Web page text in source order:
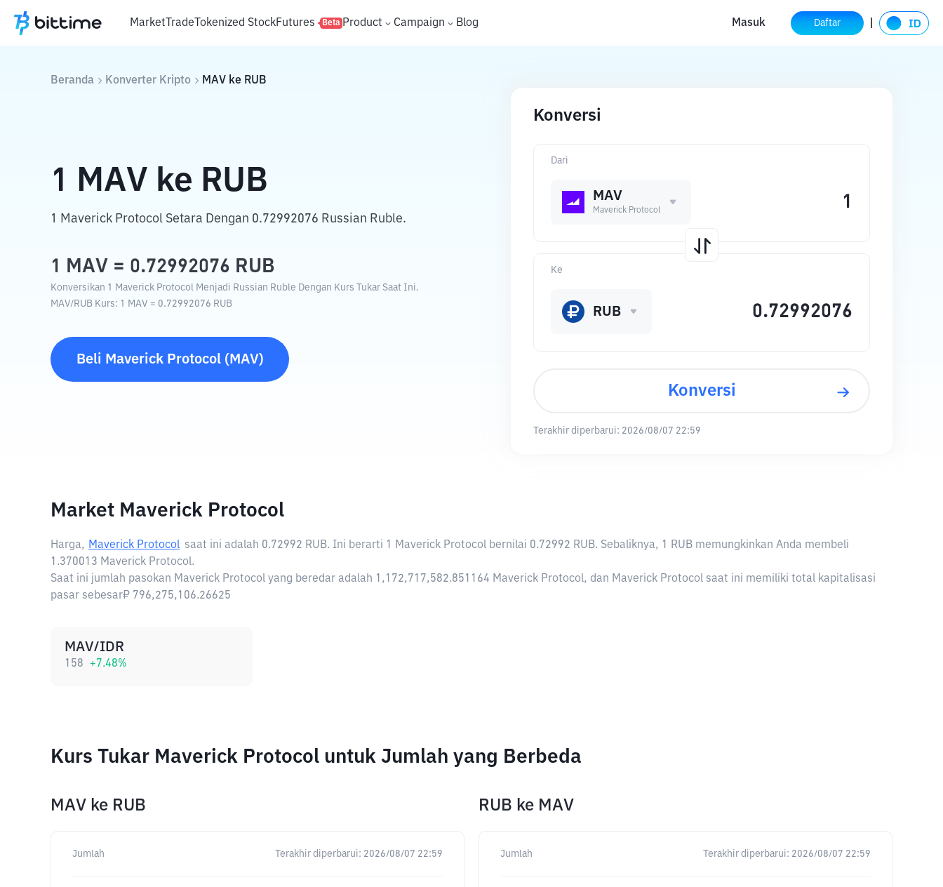
MarketTradeTokenized StockFutures Beta Product Campaign Blog Masuk Daftar
Beranda Konverter Kripto MAV ke RUB
1 MAV ke RUB
1 Maverick Protocol Setara Dengan 0.72992076 Russian Ruble.
1 MAV = 0.72992076 RUB
Konversikan 1 Maverick Protocol Menjadi Russian Ruble Dengan Kurs Tukar Saat Ini.
MAV/RUB Kurs: 1 MAV = 0.72992076 RUB
Beli Maverick Protocol( MAV)
Konversi
Dari
MAV
Maverick Protocol
Ke
RUB
Konversi
Terakhir diperbarui: 2026/08/07 22:59
Market Maverick Protocol
Harga, Maverick Protocol saat ini adalah 0.72992 RUB. Ini berarti 1 Maverick Protocol bernilai 0.72992 RUB. Sebaliknya, 1 RUB memungkinkan Anda membeli
1.370013 Maverick Protocol.
Saat ini jumlah pasokan Maverick Protocol yang beredar adalah 1,172,717,582.851164 Maverick Protocol, dan Maverick Protocol saat ini memiliki total kapitalisasi
pasar sebesar₽ 796,275,106.26625
MAV/IDR
158 +7.48%
Kurs Tukar Maverick Protocol untuk Jumlah yang Berbeda
MAV ke RUB
Jumlah Terakhir diperbarui: 2026/08/07 22:59
RUB ke MAV
Jumlah Terakhir diperbarui: 2026/08/07 22:59